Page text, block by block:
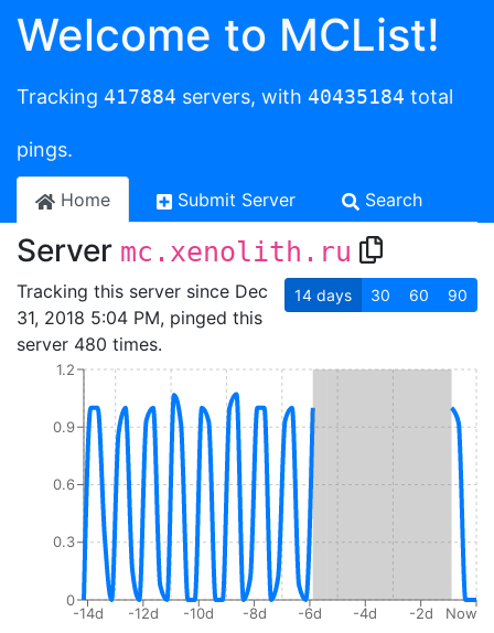
Welcome to MCList!
Tracking 417884 servers, with 40435184 total
pings.
Home Submit Server Search
Server mc.xenolith.ru
Tracking this server since Dec
31, 2018 5:04 PM, pinged this
server 480 times.
14 days 30 60 90
0
0.3
0.6
0.9
1.2
-14d -12d -10d -8d -6d -4d -2d Now